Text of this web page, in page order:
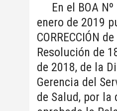
En el BOA Nº
enero de 2019
CORRECCIÓN
Resolución de
de 2018, de la
Gerencia del
de Salud, por la